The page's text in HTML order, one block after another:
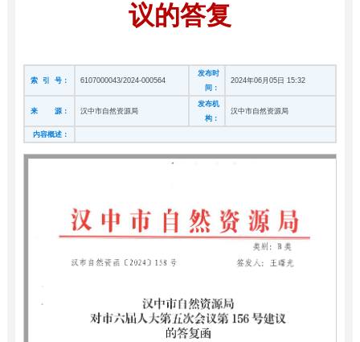
议的答复
索 引 号： 6107000043/2024-000564
发布时
间：
2024年06月05日 15:32
来 源： 汉中市自然资源局
发布机
构：
汉中市自然资源局
内容概述：